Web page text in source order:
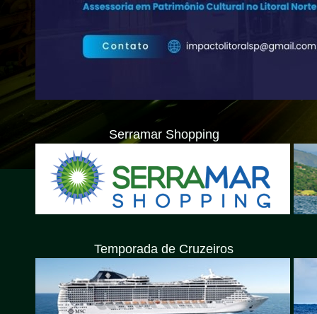
Serramar Shopping
Temporada de Cruzeiros